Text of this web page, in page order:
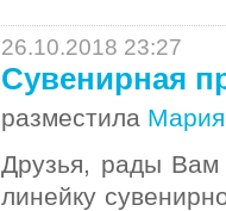
26.10.2018 23:27
Сувенирная
разместила
Друзья, рады Вам
линейку